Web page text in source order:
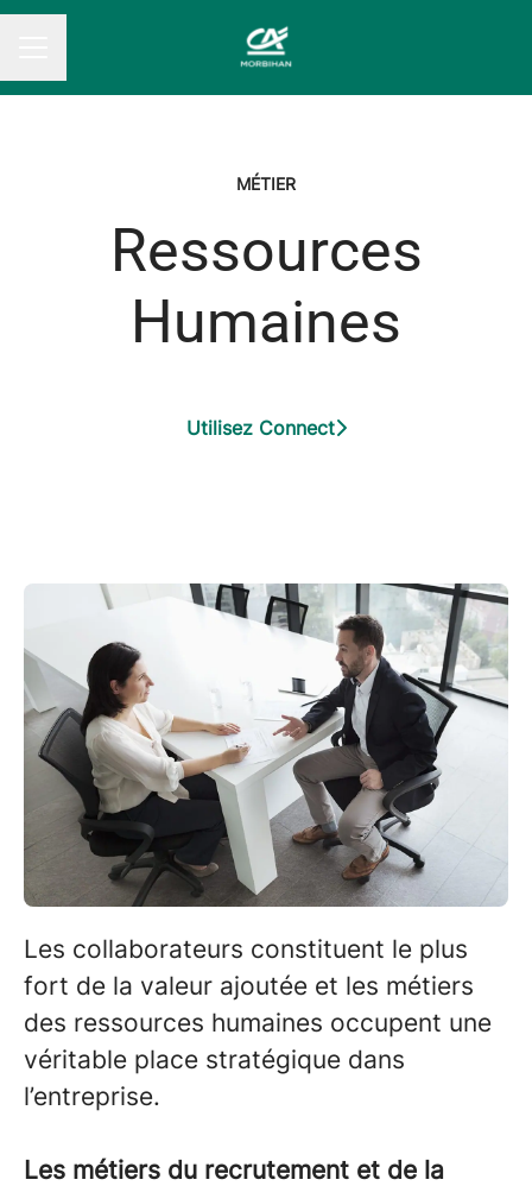
MÉTIER
Ressources
Humaines
Utilisez Connect
Les collaborateurs constituent le plus
fort de la valeur ajoutée et les métiers
des ressources humaines occupent une
véritable place stratégique dans
l’entreprise.
Les métiers du recrutement et de la